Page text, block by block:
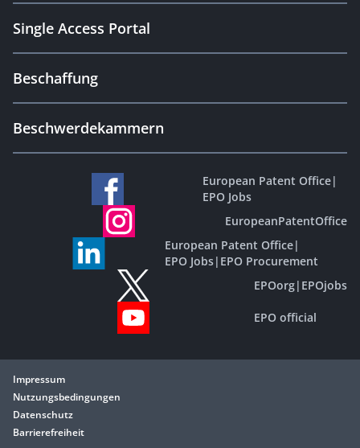
Single Access Portal
Beschaffung
Beschwerdekammern
European Patent Office|
EPO Jobs
EuropeanPatentOffice
European Patent Office|
EPO Jobs| EPO Procurement
EPOorg| EPOjobs
EPO official
Impressum
Nutzungsbedingungen
Datenschutz
Barrierefreiheit